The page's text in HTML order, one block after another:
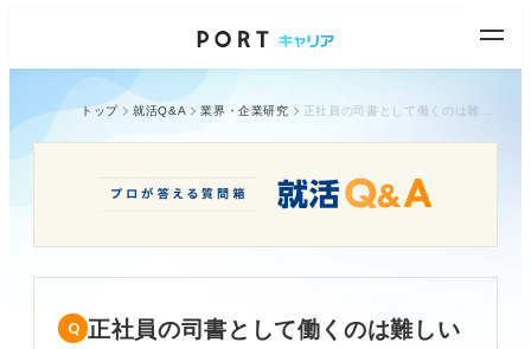
トップ 就活Q&A 業界・企業研究
正社員の司書として働くのは難しい